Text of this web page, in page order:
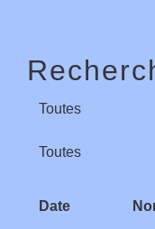
Toutes
Toutes
Date